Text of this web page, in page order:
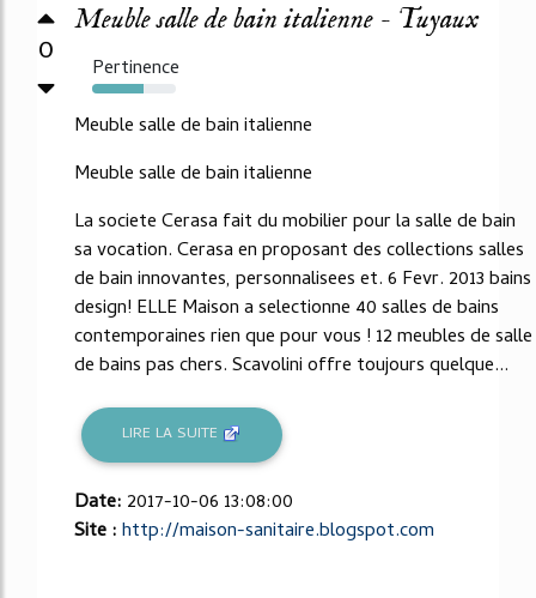
0
Meuble salle de bain italienne - Tuyaux
Pertinence
62%
Meuble salle de bain italienne
Meuble salle de bain italienne
La societe Cerasa fait du mobilier pour la salle de bain
sa vocation. Cerasa en proposant des collections salles
de bain innovantes, personnalisees et. 6 Fevr. 2013 bains
design! ELLE Maison a selectionne 40 salles de bains
contemporaines rien que pour vous ! 12 meubles de salle
de bains pas chers. Scavolini offre toujours quelque...
LIRE LA SUITE
Date: 2017-10-06 13:08:00
Site :http://maison-sanitaire.blogspot.com